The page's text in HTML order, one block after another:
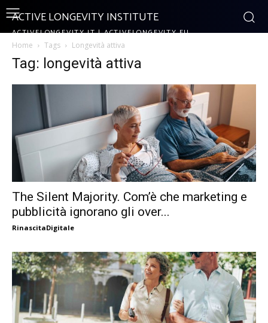
ACTIVE LONGEVITY INSTITUTE
ACTIVELONGEVITY.IT | ACTIVELONGEVITY.EU
Home Tags Longevità attiva
Tag: longevità attiva
The Silent Majority. Com’è che marketing e
pubblicità ignorano gli over...
RinascitaDigitale